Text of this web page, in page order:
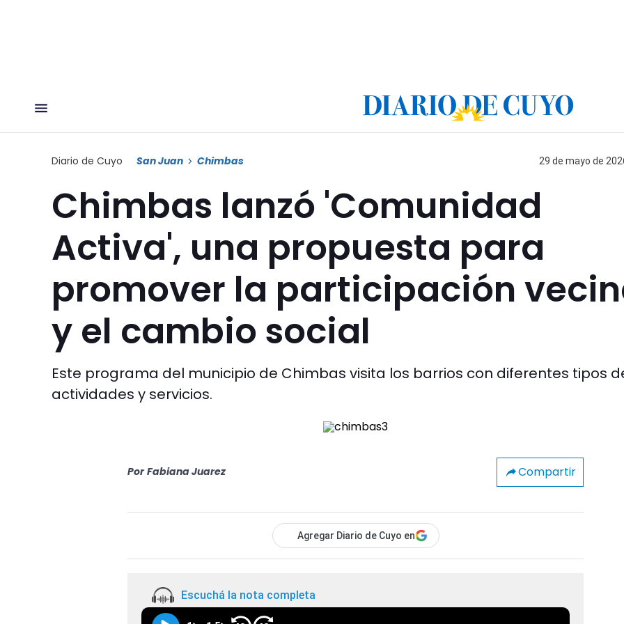
Diario de Cuyo San Juan Chimbas 29 de mayo de
Chimbas lanzó 'Comunidad
Activa', una propuesta para
promover la participación
y el cambio social
Este programa del municipio de Chimbas visita los barrios con diferentes tipos
actividades y servicios.
Por Fabiana Juarez Compartir
Agregar Diario de Cuyo en
Escuchá la nota completa